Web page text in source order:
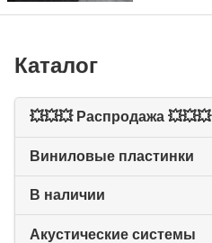
Каталог
💥💥💥 Распродажа 💥💥💥
Виниловые пластинки
В наличии
Акустические системы